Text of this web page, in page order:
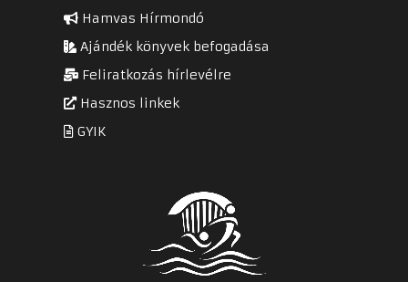
Hamvas Hírmondó
Ajándék könyvek befogadása
Feliratkozás hírlevélre
Hasznos linkek
GYIK